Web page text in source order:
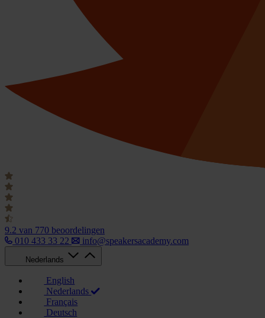
9.2 van 770 beoordelingen
010 433 33 22
info@speakersacademy.com
Nederlands
English
Nederlands
Français
Deutsch